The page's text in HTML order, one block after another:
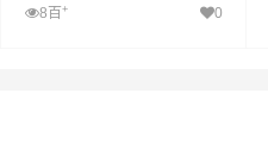
8百 + 0